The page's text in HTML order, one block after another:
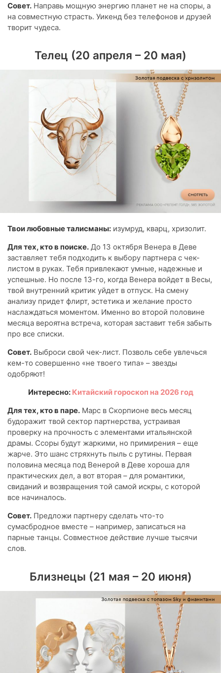
Совет. Направь мощную энергию планет не на споры, а
на совместную страсть. Уикенд без телефонов и друзей
творит чудеса.
Телец (20 апреля – 20 мая)
Твои любовные талисманы: изумруд, кварц, хризолит.
Для тех, кто в поиске. До 13 октября Венера в Деве
заставляет тебя подходить к выбору партнера с чек-
листом в руках. Тебя привлекают умные, надежные и
успешные. Но после 13-го, когда Венера войдет в Весы,
твой внутренний критик уйдет в отпуск. На смену
анализу придет флирт, эстетика и желание просто
наслаждаться моментом. Именно во второй половине
месяца вероятна встреча, которая заставит тебя забыть
про все списки.
Совет. Выброси свой чек-лист. Позволь себе увлечься
кем-то совершенно «не твоего типа» – звезды
одобряют!
Интересно: Китайский гороскоп на 2026 год
Для тех, кто в паре. Марс в Скорпионе весь месяц
будоражит твой сектор партнерства, устраивая
проверку на прочность с элементами итальянской
драмы. Ссоры будут жаркими, но примирения – еще
жарче. Это шанс стряхнуть пыль с рутины. Первая
половина месяца под Венерой в Деве хороша для
практических дел, а вот вторая – для романтики,
свиданий и возвращения той самой искры, с которой
все начиналось.
Совет. Предложи партнеру сделать что-то
сумасбродное вместе – например, записаться на
парные танцы. Совместное действие лучше тысячи
слов.
Близнецы (21 мая – 20 июня)